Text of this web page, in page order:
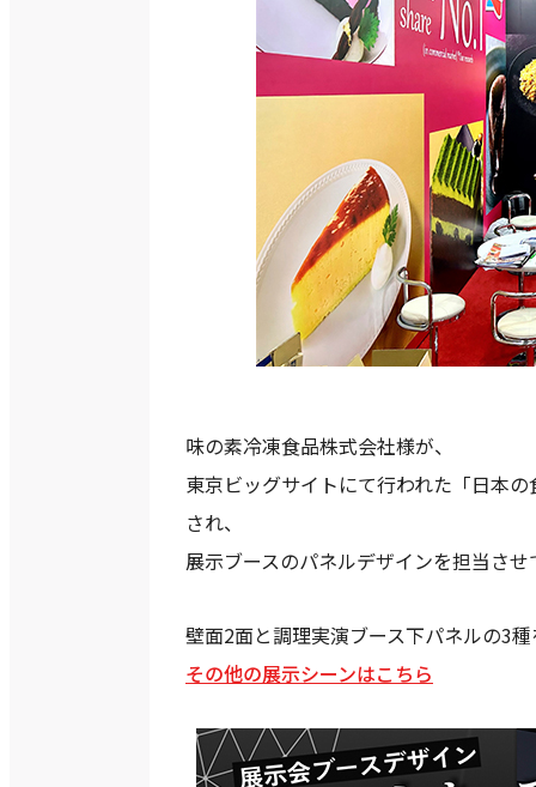
味の素冷凍食品株式会社様が、
東京ビッグサイトにて行われた「日本
され、
展示ブースのパネルデザインを担当さ
壁面2面と調理実演ブース下パネルの3
その他の展示シーンはこちら